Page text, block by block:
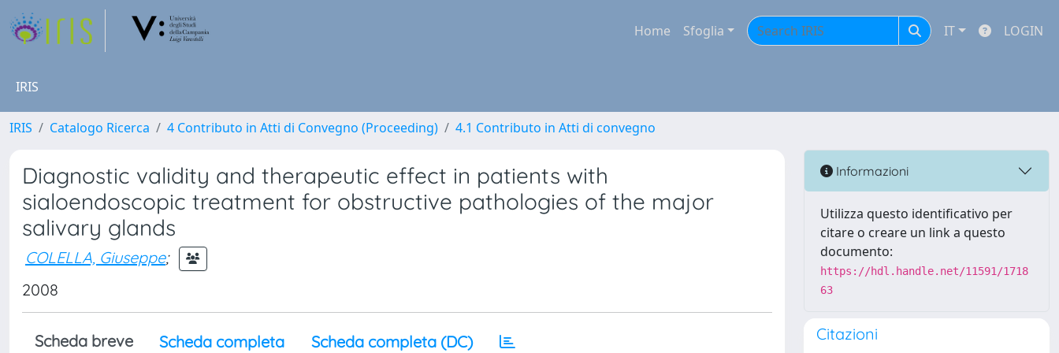
Home Sfoglia IT LOGIN
IRIS
IRIS Catalogo Ricerca 4 Contributo in Atti di Convegno (Proceeding) 4.1 Contributo in Atti di convegno
Diagnostic validity and therapeutic effect in patients with
sialoendoscopic treatment for obstructive pathologies of the major
salivary glands
COLELLA, Giuseppe;
2008
Scheda breve Scheda completa Scheda completa (DC)
Informazioni
Utilizza questo identificativo per
citare o creare un link a questo
documento:
https://hdl.handle.net/11591/1718
63
Citazioni